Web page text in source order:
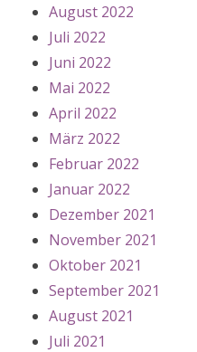
August 2022
Juli 2022
Juni 2022
Mai 2022
April 2022
März 2022
Februar 2022
Januar 2022
Dezember 2021
November 2021
Oktober 2021
September 2021
August 2021
Juli 2021